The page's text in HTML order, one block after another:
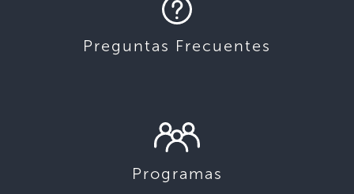
Preguntas Frecuentes
Programas